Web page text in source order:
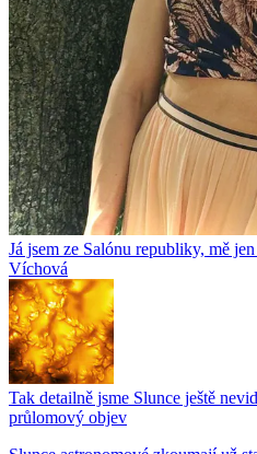
Já jsem ze Salónu republiky, mě
Víchová
Tak detailně jsme Slunce ještě
průlomový objev